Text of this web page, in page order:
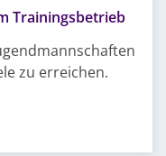
Trainingsbetrieb
zu erreichen.